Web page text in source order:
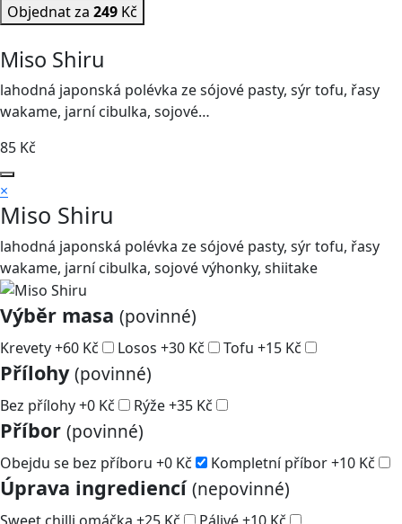
Objednat za 249 Kč
Miso Shiru
lahodná japonská polévka ze sójové pasty, sýr tofu, řasy
wakame, jarní cibulka, sojové…
85 Kč
×
Miso Shiru
lahodná japonská polévka ze sójové pasty, sýr tofu, řasy
wakame, jarní cibulka, sojové výhonky, shiitake
Výběr masa (povinné)
Krevety+60 Kč Losos +30 Kč Tofu +15 Kč
Přílohy (povinné)
Bez přílohy+0 Kč Rýže+35 Kč
Příbor (povinné)
Obejdu se bez příboru +0 Kč Kompletní příbor+10 Kč
Úprava ingrediencí (nepovinné)